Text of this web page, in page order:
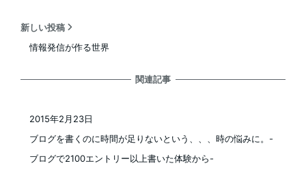
新しい投稿
情報発信が作る世界
関連記事
ブログを書くのに時間が足りないという、、、時の悩みに。-
ブログで2100エントリー以上書いた体験から-
2015年2月23日